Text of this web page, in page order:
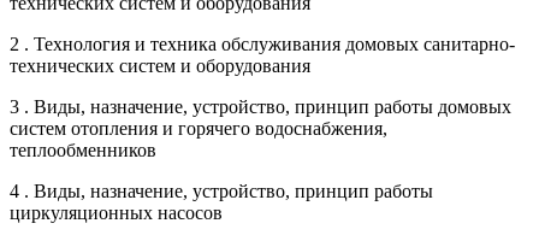
2 . Технология и техника обслуживания домовых санитарно-
технических систем и оборудования
3 . Виды, назначение, устройство, принцип работы домовых
систем отопления и горячего водоснабжения,
теплообменников
4 . Виды, назначение, устройство, принцип работы
циркуляционных насосов